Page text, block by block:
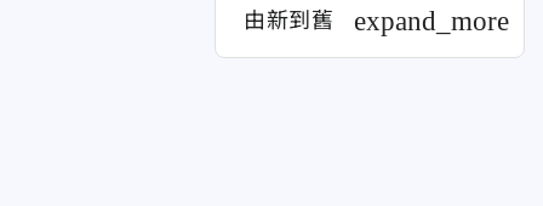
由新到舊 expand_more